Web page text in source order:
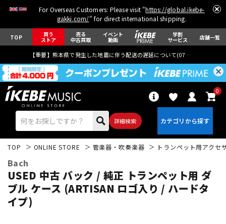
For Overseas Customers: Please visit "https://global.ikebe-
gakki.com/" for direct international shipping.
TOP 買う
ストア
売る
中古買取
イベント
動画
学割
サービス 店舗一覧
【重要】熊本県で発生した地震に伴う配送の遅延について(07月29日
詳細検索
0
TOP ONLINE STORE 管楽器・吹奏楽器 トランペット用アクセ
Bach
USED 中古 バック / 純正 トランペット用 ダ
ブル ケース (ARTISAN ロゴ入り / ハードタ
イプ)